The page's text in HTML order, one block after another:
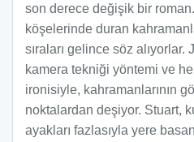
son derece değişik bir
köşelerinde duran
sıraları gelince söz
kamera tekniği yöntemi ve
ironisiyle, kahramanlarının
noktalardan deşiyor. Stuart,
ayakları fazlasıyla yere